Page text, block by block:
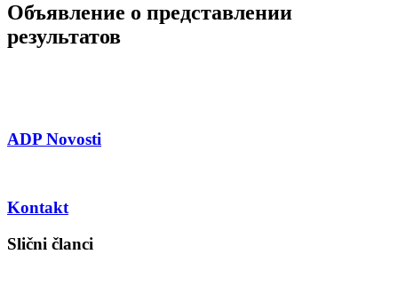
Объявление о представлении
результатов
ADP Novosti
Kontakt
Slični članci